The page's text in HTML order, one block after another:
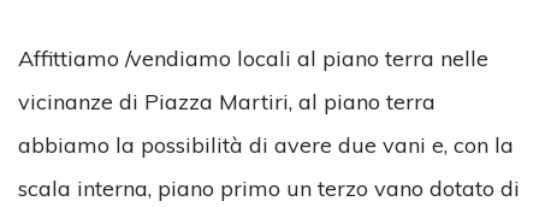
Affittiamo /vendiamo locali al piano terra nelle
vicinanze di Piazza Martiri, al piano terra
abbiamo la possibilità di avere due vani e, con la
scala interna, piano primo un terzo vano dotato di